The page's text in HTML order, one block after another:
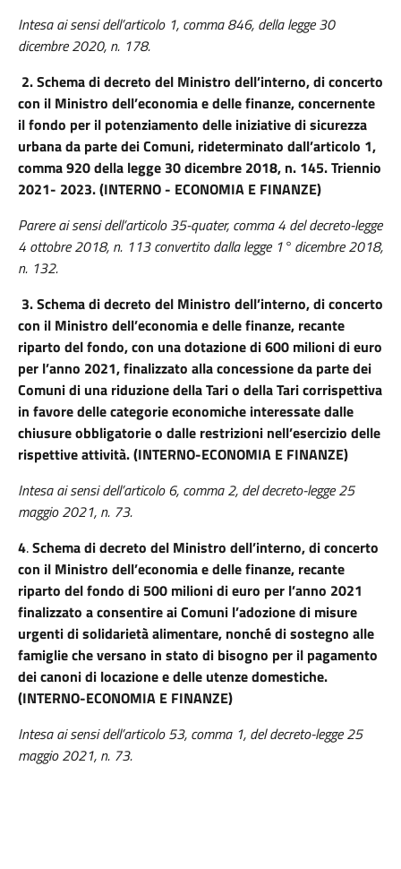
Intesa ai sensi dell’articolo 1, comma 846, della legge 30
dicembre 2020, n. 178.
2.Schema di decreto del Ministro dell’interno, di concerto
con il Ministro dell’economia e delle finanze, concernente
il fondo per il potenziamento delle iniziative di sicurezza
urbana da parte dei Comuni, rideterminato dall’articolo 1,
comma 920 della legge 30 dicembre 2018, n. 145. Triennio
2021- 2023. (INTERNO - ECONOMIA E FINANZE)
Parere ai sensi dell’articolo 35-quater, comma 4 del decreto-legge
4 ottobre 2018, n. 113 convertito dalla legge 1° dicembre 2018,
n. 132.
3.Schema di decreto del Ministro dell’interno, di concerto
con il Ministro dell’economia e delle finanze, recante
riparto del fondo, con una dotazione di 600 milioni di euro
per l’anno 2021, finalizzato alla concessione da parte dei
Comuni di una riduzione della Tari o della Tari corrispettiva
in favore delle categorie economiche interessate dalle
chiusure obbligatorie o dalle restrizioni nell’esercizio delle
rispettive attività. (INTERNO-ECONOMIA E FINANZE)
Intesa ai sensi dell’articolo 6, comma 2, del decreto-legge 25
maggio 2021, n. 73.
4.Schema di decreto del Ministro dell’interno, di concerto
con il Ministro dell’economia e delle finanze, recante
riparto del fondo di 500 milioni di euro per l’anno 2021
finalizzato a consentire ai Comuni l’adozione di misure
urgenti di solidarietà alimentare, nonché di sostegno alle
famiglie che versano in stato di bisogno per il pagamento
dei canoni di locazione e delle utenze domestiche.
(INTERNO-ECONOMIA E FINANZE)
Intesa ai sensi dell’articolo 53, comma 1, del decreto-legge 25
maggio 2021, n. 73.